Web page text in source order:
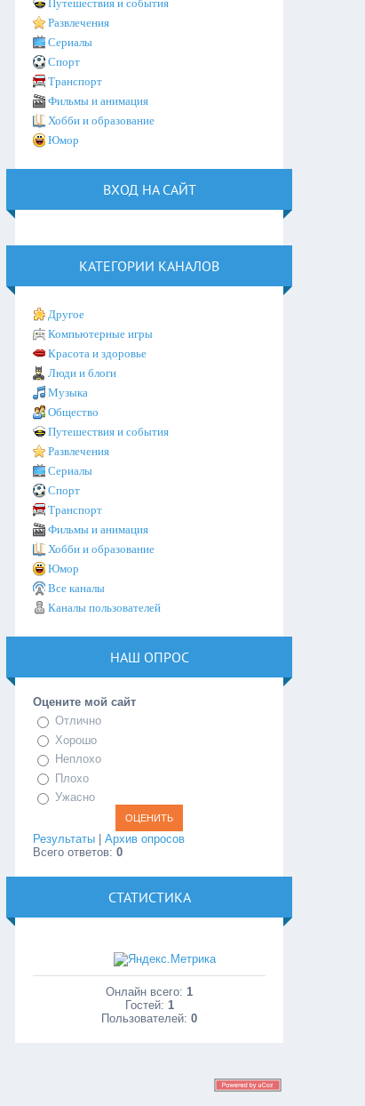
Путешествия и события
Развлечения
Сериалы
Спорт
Транспорт
Фильмы и анимация
Хобби и образование
Юмор
ВХОД НА САЙТ
КАТЕГОРИИ КАНАЛОВ
Другое
Компьютерные игры
Красота и здоровье
Люди и блоги
Музыка
Общество
Путешествия и события
Развлечения
Сериалы
Спорт
Транспорт
Фильмы и анимация
Хобби и образование
Юмор
Все каналы
Каналы пользователей
НАШ ОПРОС
Оцените мой сайт
Отлично
Хорошо
Неплохо
Плохо
Ужасно
Результаты |Архив опросов
Всего ответов:0
СТАТИСТИКА
Онлайн всего: 1
Гостей: 1
Пользователей:0